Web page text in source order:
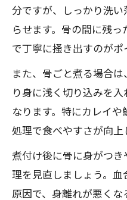
分ですが、しっかり洗
らせます。骨の間に残
で丁寧に掻き出すのがポ
また、骨ごと煮る場合
り身に浅く切り込みを
なります。特にカレイ
処理で食べやすさが向上
煮付け後に骨に身がつ
理を見直しましょう。
原因で、身離れが悪く